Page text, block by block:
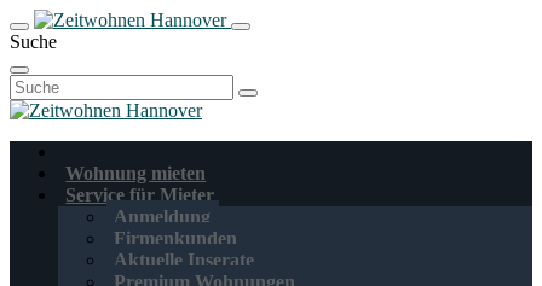
Suche
Suchen
nach:
Wohnung mieten
Service für Mieter
Anmeldung
Firmenkunden
Aktuelle Inserate
Premium Wohnungen